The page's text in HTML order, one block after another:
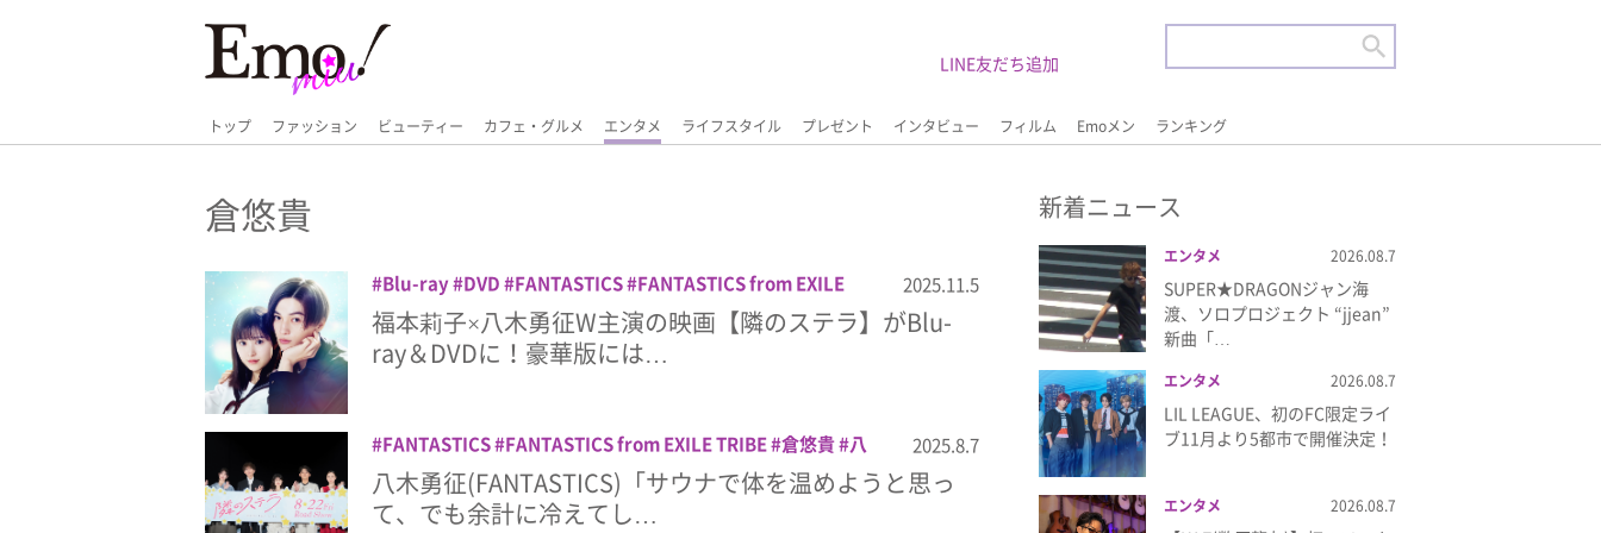
トップ ファッション ビューティー カフェ・グルメ エンタメ ライフスタイル プレゼント インタビュー フィルム Emoメン ランキング
LINE友だち追加
倉悠貴
Blu-ray DVD FANTASTICS FANTASTICS from EXILE
TRIBE
倉悠貴 八木勇征 映画 西垣匠 隣のステラ
2025.11.5
福本莉子×八木勇征W主演の映画【隣のステラ】がBlu-
ray＆DVDに！豪華版には…
FANTASTICS FANTASTICS from EXILE TRIBE 倉悠貴 八
木勇征
映画 西垣匠 隣のステラ
2025.8.7
八木勇征(FANTASTICS)「サウナで体を温めようと思っ
て、でも余計に冷えてし…
新着ニュース
エンタメ 2026.08.7
SUPER★DRAGONジャン海
渡、ソロプロジェクト “jjean”
新曲「…
エンタメ 2026.08.7
LIL LEAGUE、初のFC限定ライ
ブ11月より5都市で開催決定！
エンタメ 2026.08.7